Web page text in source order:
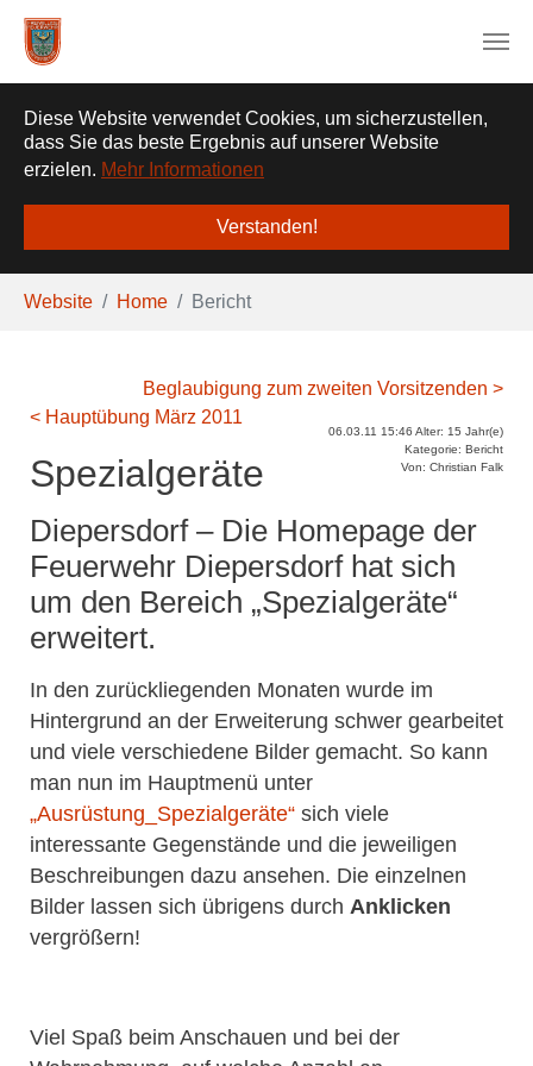
Diese Website verwendet Cookies, um sicherzustellen,
dass Sie das beste Ergebnis auf unserer Website
erzielen. Mehr Informationen
Verstanden!
Sie sind hier:
Website Home Bericht
Beglaubigung zum zweiten Vorsitzenden >
< Hauptübung März 2011
06.03.11 15:46 Alter: 15 Jahr(e)
Kategorie: Bericht
Von: Christian Falk
Spezialgeräte
Diepersdorf – Die Homepage der
Feuerwehr Diepersdorf hat sich
um den Bereich „Spezialgeräte“
erweitert.
In den zurückliegenden Monaten wurde im
Hintergrund an der Erweiterung schwer gearbeitet
und viele verschiedene Bilder gemacht. So kann
man nun im Hauptmenü unter
„Ausrüstung_Spezialgeräte“ sich viele
interessante Gegenstände und die jeweiligen
Beschreibungen dazu ansehen. Die einzelnen
Bilder lassen sich übrigens durch Anklicken
vergrößern!
Viel Spaß beim Anschauen und bei der